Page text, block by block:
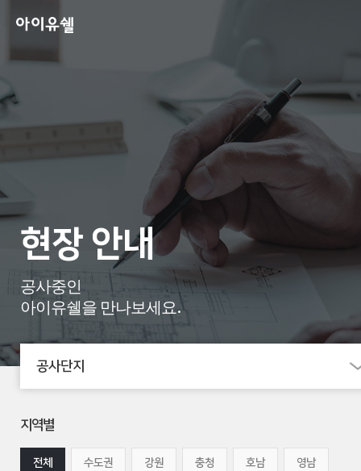
현장 안내
공사중인
아이유쉘을 만나보세요.
공사단지
지역별
전체 수도권 강원 충청 호남 영남